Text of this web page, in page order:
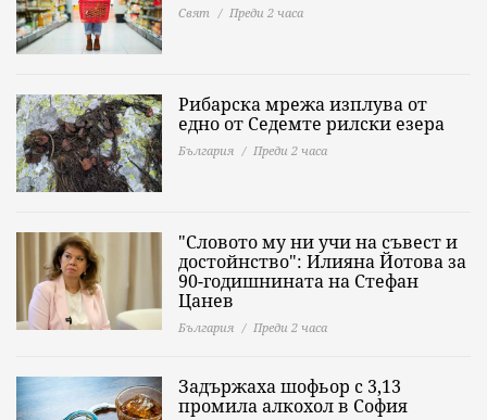
Свят Преди 2 часа
Рибарска мрежа изплува от
едно от Седемте рилски езера
България Преди 2 часа
"Словото му ни учи на съвест и
достойнство": Илияна Йотова за
90-годишнината на Стефан
Цанев
България Преди 2 часа
Задържаха шофьор с 3,13
промила алкохол в София